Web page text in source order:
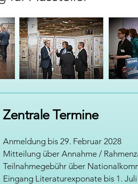
Zentrale Termine
Anmeldung bis 29. Februar 2028
Mitteilung über Annahme /
Teilnahmegebühr über
Eingang Literaturexponate bis 1. Juli